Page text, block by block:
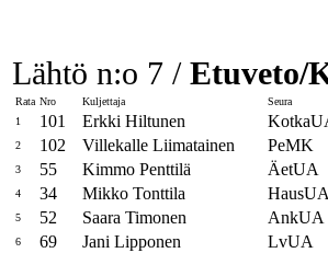
Lähtö n:o 7 / Etuveto/
Rata Nro Kuljettaja Seura
1
101 Erkki Hiltunen
2 102 Villekalle Liimatainen PeMK
3 55 Kimmo Penttilä ÄetUA
4 34 Mikko Tonttila HausUA
5 52 Saara Timonen AnkUA
6 69 Jani Lipponen LvUA